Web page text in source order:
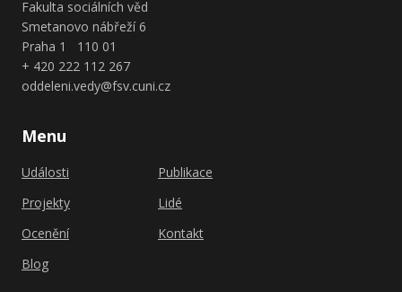
Fakulta sociálních věd
Smetanovo nábřeží 6
Praha 1 110 01
+ 420 222 112 267
oddeleni.vedy@fsv.cuni.cz
Menu
Události
Projekty
Ocenění
Blog
Publikace
Lidé
Kontakt